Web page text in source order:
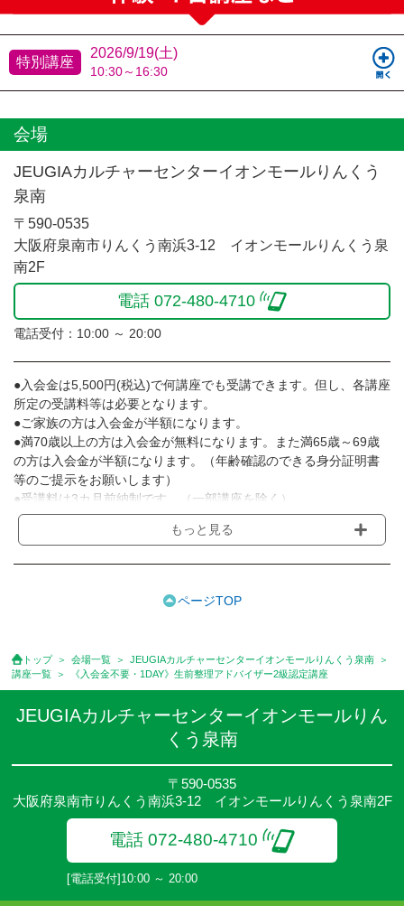
特別講座
2026/9/19(土)
10:30～16:30
会場
JEUGIAカルチャーセンターイオンモールりんくう
泉南
〒590-0535
大阪府泉南市りんくう南浜3-12 イオンモールりんくう泉
南2F
電話 072-480-4710
電話受付：10:00 ～ 20:00
●入会金は5,500円(税込)で何講座でも受講できます。但し、各講座
所定の受講料等は必要となります。
●ご家族の方は入会金が半額になります。
●満70歳以上の方は入会金が無料になります。また満65歳～69歳
の方は入会金が半額になります。（年齢確認のできる身分証明書
等のご提示をお願いします）
●受講料は3カ月前納制です。（一部講座を除く）
●受講料には運営費として１講座につき月額770円(税込)が含まれ
ております。また一部の講座では別途傷害保険料も含まれており
用は含まれておりません。
のでご確認ください。
●参加人数が一定に満たない場合、体験や講座開講を中止または延
期することがあります。
●その他、詳しい内容については、ご入会時にご説明をさせていた
もっと見る
ページTOP
トップ 会場一覧
JEUGIAカルチャーセンターイオンモールりんくう泉南
講座一覧
《入会金不要・1DAY》生前整理アドバイザー2級認定講座
JEUGIAカルチャーセンターイオンモールりん
くう泉南
〒590-0535
大阪府泉南市りんくう南浜3-12 イオンモールりんくう泉南2F
電話 072-480-4710
[電話受付]10:00 ～ 20:00